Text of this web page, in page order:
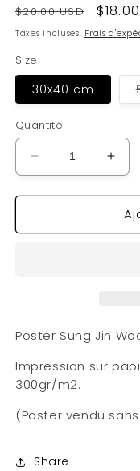
Prix
habituel
$20.00 USD
Prix
soldé
Taxes incluses. Frais
Size
30x40 cm
Quantité
Réduire
la
quantité
Poster
la
de
Poster Sung Jin
Impression sur
300gr/m2.
(Poster vendu
Share